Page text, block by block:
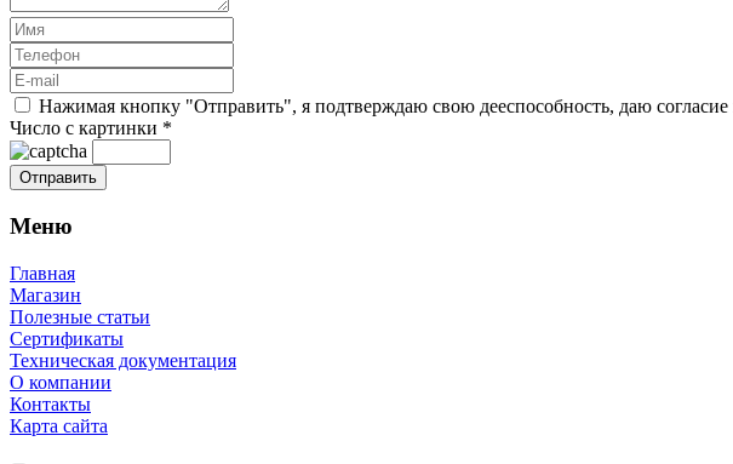
Нажимая кнопку "Отправить", я подтверждаю свою дееспособность, даю
Число с картинки *
Меню
Главная
Магазин
Полезные статьи
Сертификаты
Техническая документация
О компании
Контакты
Карта сайта